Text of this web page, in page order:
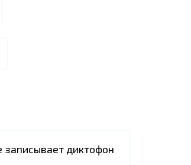
записывает диктофон